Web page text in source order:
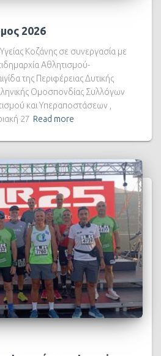
2026
Κοζάνης σε συνεργασία με
Αθλητισμού-
της Περιφέρειας Δυτικής
Ομοσπονδίας Συλλόγων
και Υπεραποστάσεων ,
27 Read more